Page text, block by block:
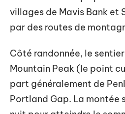
villages de Mavis Bank et
par des routes de
Côté randonnée, le
Mountain Peak (le point
part généralement de
Portland Gap. La montée